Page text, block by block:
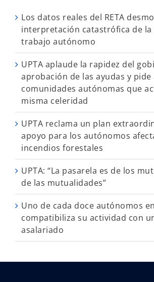
Los datos reales del RETA
interpretación catastrófica de la
trabajo autónomo
UPTA aplaude la rapidez del
aprobación de las ayudas y pide
comunidades autónomas que
misma celeridad
UPTA reclama un plan
apoyo para los autónomos
incendios forestales
UPTA: “La pasarela es de los
de las mutualidades”
Uno de cada doce autónomos
compatibiliza su actividad con
asalariado